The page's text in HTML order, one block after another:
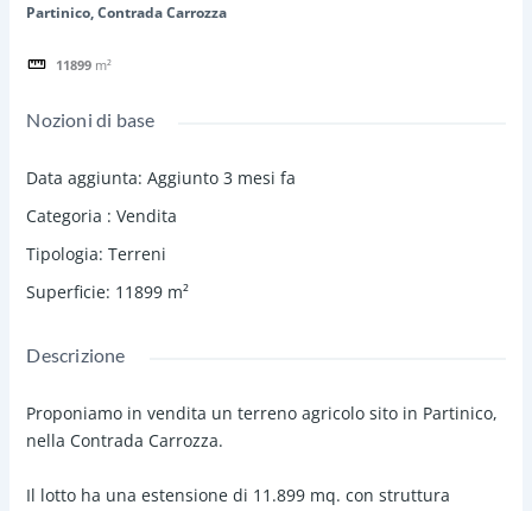
Partinico, Contrada Carrozza
11899 m²
Nozioni di base
Data aggiunta: Aggiunto 3 mesi fa
Categoria : Vendita
Tipologia: Terreni
Superficie: 11899 m²
Descrizione
Proponiamo in vendita un terreno agricolo sito in Partinico,
nella Contrada Carrozza.
Il lotto ha una estensione di 11.899 mq. con struttura